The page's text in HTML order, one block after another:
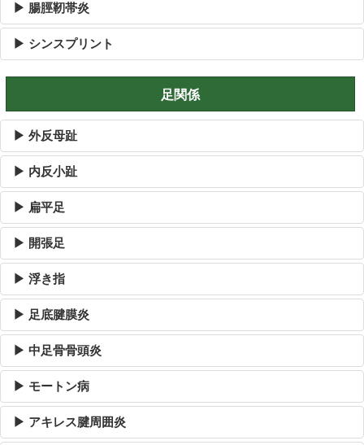
▶ 腸脛靭帯炎
▶ シンスプリント
足関係
▶ 外反母趾
▶ 内反小趾
▶ 扁平足
▶ 開張足
▶ 浮き指
▶ 足底腱膜炎
▶ 中足骨骨頭炎
▶ モートン病
▶ アキレス腱周囲炎